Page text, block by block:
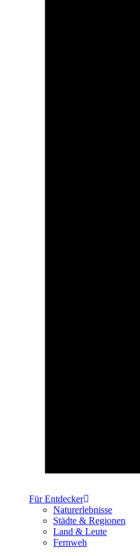
Für Entdecker
Naturerlebnisse
Städte & Regionen
Land & Leute
Fernweh